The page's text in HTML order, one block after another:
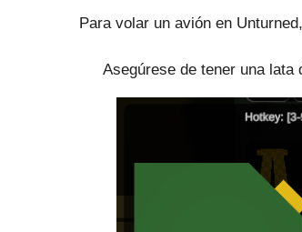
Para volar un avión en
Asegúrese de tener una